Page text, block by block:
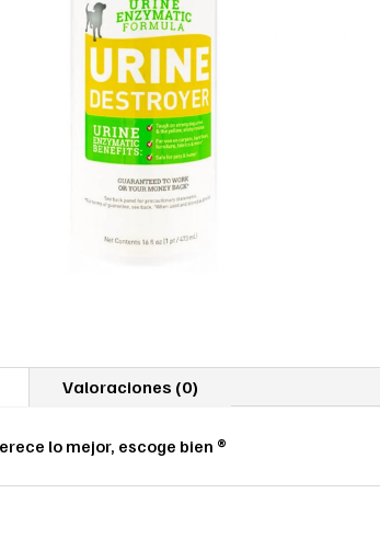
Valoraciones (0)
lo mejor, escoge bien ®